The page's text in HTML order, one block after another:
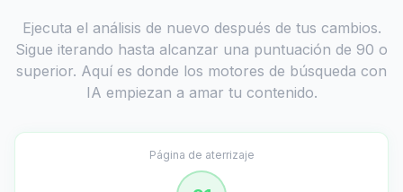
Ejecuta el análisis de nuevo después de tus cambios.
Sigue iterando hasta alcanzar una puntuación de 90 o
superior. Aquí es donde los motores de búsqueda con
IA empiezan a amar tu contenido.
Página de aterrizaje